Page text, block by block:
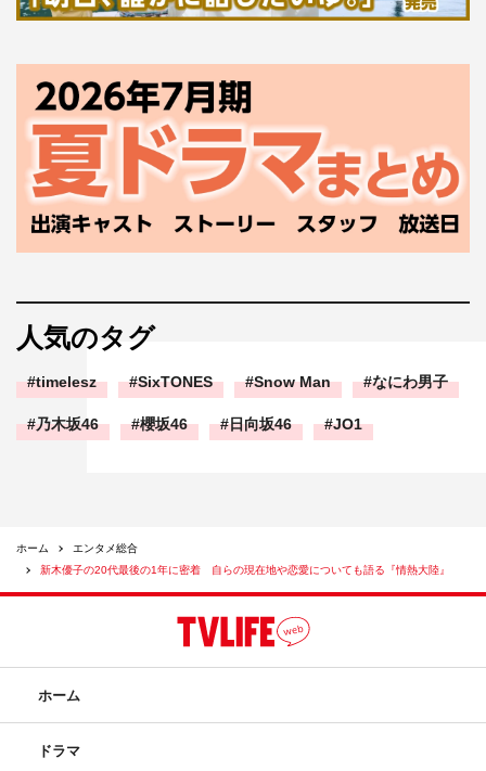
人気のタグ
timelesz SixTONES Snow Man なにわ男子
乃木坂46 櫻坂46 日向坂46 JO1
ホーム
エンタメ総合
新木優子の20代最後の1年に密着 自らの現在地や恋愛についても語る『情熱大陸』
ホーム
ドラマ